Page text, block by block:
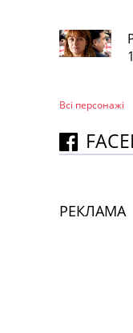
Всі персонажi
РЕКЛАМА